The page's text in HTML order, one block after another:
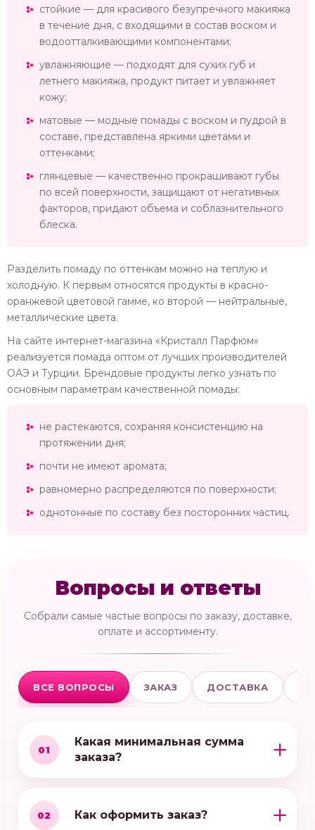
стойкие — для красивого безупречного макияжа
в течение дня, с входящими в состав воском и
водоотталкивающими компонентами;
увлажняющие — подходят для сухих губ и
летнего макияжа, продукт питает и увлажняет
кожу;
матовые — модные помады с воском и пудрой в
составе, представлена яркими цветами и
оттенками;
глянцевые — качественно прокрашивают губы
по всей поверхности, защищают от негативных
факторов, придают объема и соблазнительного
блеска.
Разделить помаду по оттенкам можно на теплую и
холодную. К первым относятся продукты в красно-
оранжевой цветовой гамме, ко второй — нейтральные,
металлические цвета.
На сайте интернет-магазина «Кристалл Парфюм»
реализуется помада оптом от лучших производителей
ОАЭ и Турции. Брендовые продукты легко узнать по
основным параметрам качественной помады:
не растекаются, сохраняя консистенцию на
протяжении дня;
почти не имеют аромата;
равномерно распределяются по поверхности;
однотонные по составу без посторонних частиц.
Вопросы и ответы
Собрали самые частые вопросы по заказу, доставке,
оплате и ассортименту.
ВСЕ ВОПРОСЫ ЗАКАЗ ДОСТАВКА
01
Какая минимальная сумма
заказа?
02 Как оформить заказ?